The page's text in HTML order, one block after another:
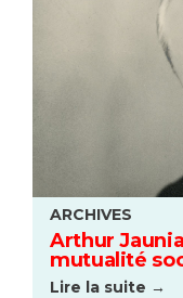
ARCHIVES
Arthur
mutualité
Lire la suite →